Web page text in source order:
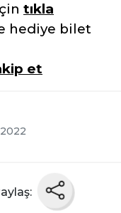
tıkla
hediye bilet
et